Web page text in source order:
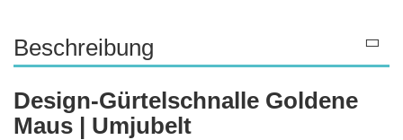
Beschreibung
Design-Gürtelschnalle Goldene
Maus | Umjubelt